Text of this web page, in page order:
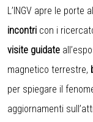
L’INGV apre le
incontri con i
visite guidate
magnetico terrestre,
per spiegare il
aggiornamenti